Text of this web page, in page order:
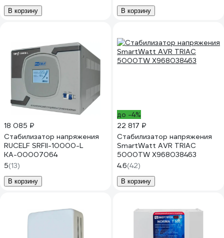
В корзину В корзину
18 085 ₽
Стабилизатор напряжения
RUCELF SRFII-10000-L
КА-00007064
5(13)
В корзину
до -4%
22 817 ₽
Стабилизатор напряжения
SmartWatt AVR TRIAC
5000TW X968038463
4.6(42)
В корзину